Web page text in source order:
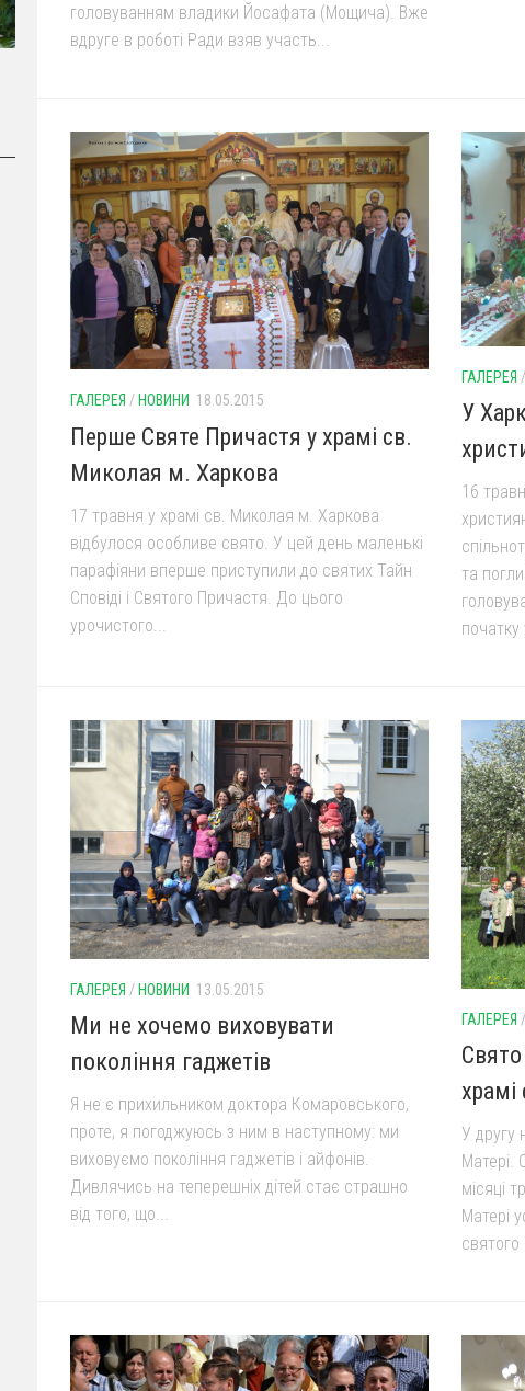
головуванням владики Йосафата (Мощича). Вже
вдруге в роботі Ради взяв участь...
ГАЛЕРЕЯ / НОВИНИ 18.05.2015
Перше Святе Причастя у храмі св.
Миколая м. Харкова
17 травня у храмі св. Миколая м. Харкова
відбулося особливе свято. У цей день маленькі
парафіяни вперше приступили до святих Тайн
Сповіді і Святого Причастя. До цього
урочистого...
ГАЛЕРЕЯ /
У
16
та
початку
ГАЛЕРЕЯ / НОВИНИ 13.05.2015
Ми не хочемо виховувати
покоління гаджетів
Я не є прихильником доктора Комаровського,
проте, я погоджуюсь з ним в наступному: ми
виховуємо покоління гаджетів і айфонів.
Дивлячись на теперешніх дітей стає страшно
від того, що...
ГАЛЕРЕЯ /
Свято
У другу
Матері.
місяці
Матері